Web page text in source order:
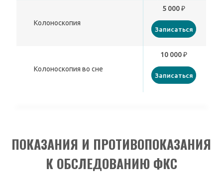
Колоноскопия
5 000 ₽
Записаться
Колоноскопия во сне
10 000 ₽
Записаться
ПОКАЗАНИЯ И ПРОТИВОПОКАЗАНИЯ
К ОБСЛЕДОВАНИЮ ФКС